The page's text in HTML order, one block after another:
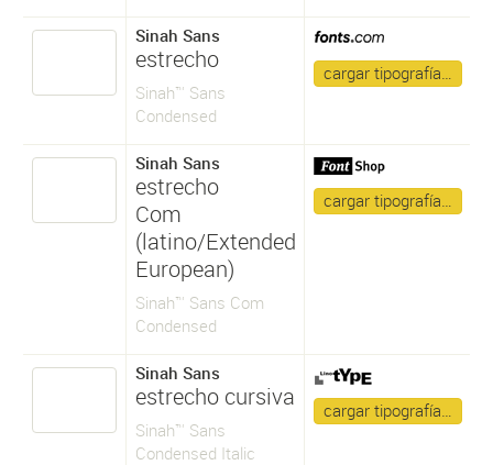
Sinah Sans
estrecho
Sinah™ Sans
Condensed
cargar tipografía…
Sinah Sans
estrecho
Com
(latino/Extended
European)
Sinah™ Sans Com
Condensed
cargar tipografía…
Sinah Sans
estrecho cursiva
Sinah™ Sans
Condensed Italic
cargar tipografía…